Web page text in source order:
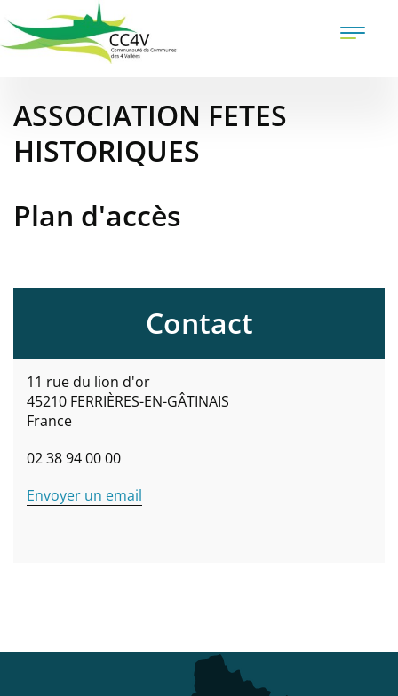
au
contenu
Toggle
ASSOCIATION FETES
HISTORIQUES
Plan d'accès
Contact
11 rue du lion d'or
45210 FERRIÈRES-EN-GÂTINAIS
France
02 38 94 00 00
Envoyer un email